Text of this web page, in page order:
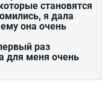
становятся
я дала
она очень
раз
для меня очень